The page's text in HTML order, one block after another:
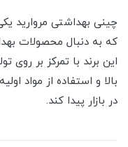
چینی بهداشتی مروارید
که به دنبال محصولات
این برند با تمرکز بر روی
بالا و استفاده از مواد
در بازار پیدا کند.